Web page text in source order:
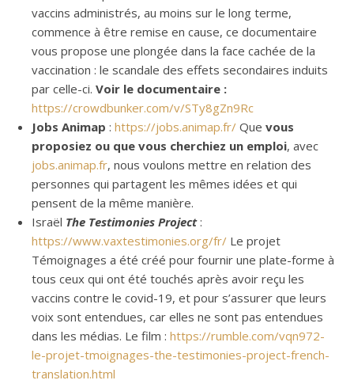
vaccins administrés, au moins sur le long terme,
commence à être remise en cause, ce documentaire
vous propose une plongée dans la face cachée de la
vaccination : le scandale des effets secondaires induits
par celle-ci. Voir le documentaire :
https://crowdbunker.com/v/STy8gZn9Rc
Jobs Animap : https://jobs.animap.fr/ Que vous
proposiez ou que vous cherchiez un emploi, avec
jobs.animap.fr, nous voulons mettre en relation des
personnes qui partagent les mêmes idées et qui
pensent de la même manière.
Israël The Testimonies Project:
https://www.vaxtestimonies.org/fr/ Le projet
Témoignages a été créé pour fournir une plate-forme à
tous ceux qui ont été touchés après avoir reçu les
vaccins contre le covid-19, et pour s’assurer que leurs
voix sont entendues, car elles ne sont pas entendues
dans les médias. Le film : https://rumble.com/vqn972-
le-projet-tmoignages-the-testimonies-project-french-
translation.html